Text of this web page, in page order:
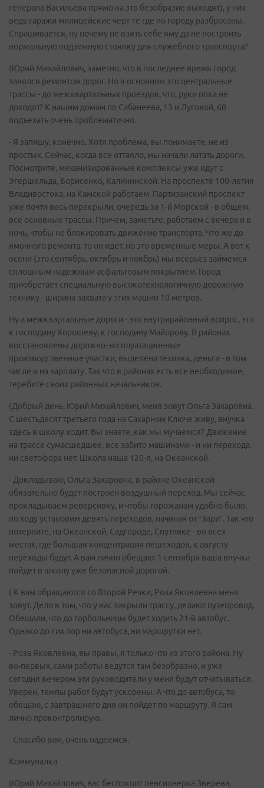
генерала Васильева прямо на это безобразие выходят), у них
ведь гаражи милицейские черт-те где по городу разбросаны.
Спрашивается, ну почему не взять себе яму да не построить
нормальную подземную стоянку для служебного транспорта?
(Юрий Михайлович, заметно, что в последнее время город
занялся ремонтом дорог. Но в основном это центральные
трассы - до межквартальных проездов, что, руки пока не
доходят? К нашим домам по Сабанеева, 13 и Луговой, 60
подъехать очень проблематично.
- Я запишу, конечно. Хотя проблема, вы понимаете, не из
простых. Сейчас, когда все оттаяло, мы начали латать дороги.
Посмотрите, механизированные комплексы уже идут с
Эгершельда, Борисенко, Калининской. На проспекте 100-летия
Владивостока, на Камской работаем. Партизанский проспект
уже почти весь перекрыли, очередь за 1-й Морской - в общем,
все основные трассы. Причем, заметьте, работаем с вечера и в
ночь, чтобы не блокировать движение транспорта. Что же до
ямочного ремонта, то он идет, но это временные меры. А вот к
осени (это сентябрь, октябрь и ноябрь) мы всерьез займемся
сплошным надежным асфальтовым покрытием. Город
приобретает специальную высокотехнологичную дорожную
технику - ширина захвата у этих машин 10 метров.
Ну а межквартальные дороги - это внутрирайонный вопрос, это
к господину Хорошеву, к господину Майорову. В районах
восстановлены дорожно-эксплуатационные
производственные участки, выделена техника, деньги - в том
числе и на зарплату. Так что в районах есть все необходимое,
теребите своих районных начальников.
(Добрый день, Юрий Михайлович, меня зовут Ольга Захаровна.
С шестьдесят третьего года на Сахарном Ключе живу, внучка
здесь в школу ходит. Вы знаете, как мы мучаемся? Движение
на трассе сумасшедшее, все забито машинами - и ни перехода,
ни светофора нет. Школа наша 120-я, на Океанской.
- Докладываю, Ольга Захаровна, в районе Океанской
обязательно будет построен воздушный переход. Мы сейчас
прокладываем реверсивку, и чтобы горожанам удобно было,
по ходу установим девять переходов, начиная от “Зари”. Так что
потерпите, на Океанской, Садгороде, Спутнике - во всех
местах, где большая концентрация пешеходов, к августу
переходы будут. А вам лично обещаю: 1 сентября ваша внучка
пойдет в школу уже безопасной дорогой.
( К вам обращаются со Второй Речки, Роза Яковлевна меня
зовут. Дело в том, что у нас закрыли трассу, делают путепровод.
Обещали, что до горбольницы будет ходить 21-й автобус.
Однако до сих пор ни автобуса, ни маршрутки нет.
- Роза Яковлевна, вы правы, я только что из этого района. Ну
во-первых, сами работы ведутся там безобразно, и уже
сегодня вечером эти руководители у меня будут отчитываться.
Уверен, темпы работ будут ускорены. А что до автобуса, то
обещаю, с завтрашнего дня он пойдет по маршруту. Я сам
лично проконтролирую.
- Спасибо вам, очень надеемся.
Коммуналка
(Юрий Михайлович, вас беспокоит пенсионерка Зверева,